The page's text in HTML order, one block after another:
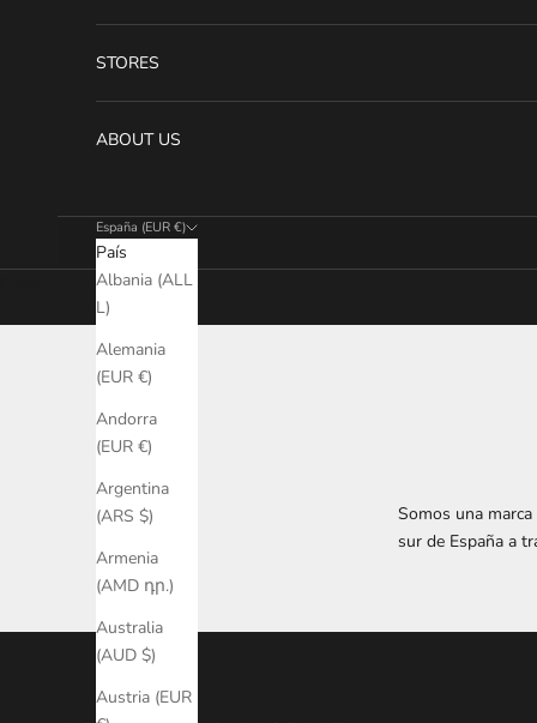
STORES
ABOUT US
España (EUR €)
País
Albania (ALL
L)
Alemania
(EUR €)
Andorra
(EUR €)
Argentina
(ARS $)
Armenia
(AMD դր.)
Australia
(AUD $)
Austria (EUR
Somos una
sur de España a